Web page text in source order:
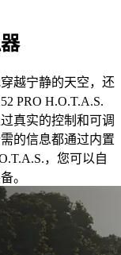
越宁静的天空，还
PRO H.O.T.A.S.
真实的控制和可调
的信息都通过内置
，您可以自
。